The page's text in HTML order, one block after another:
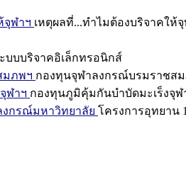
จุฬาฯ เหตุผลที่...ทำไมต้องบริจาคให้
บบบริจาคอิเล็กทรอนิกส์
มภพฯ กองทุนจุฬาลงกรณ์บรมราชส
ฬาฯ กองทุนภูมิคุ้มกันบำบัดมะเร็งจุฬ
งกรณ์มหาวิทยาลัย โครงการอุทยาน